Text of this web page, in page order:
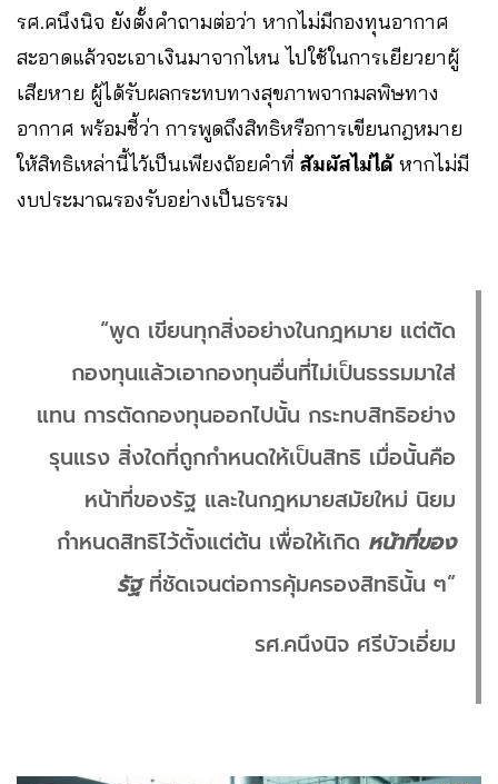
รศ.คนึงนิจ ยังตั้งคำถามต่อว่า หากไม่มีกองทุนอากาศ
สะอาดแล้วจะเอาเงินมาจากไหน ไปใช้ในการเยียวยาผู้
เสียหาย ผู้ได้รับผลกระทบทางสุขภาพจากมลพิษทาง
อากาศ พร้อมชี้ว่า การพูดถึงสิทธิหรือการเขียนกฎหมาย
ให้สิทธิเหล่านี้ไว้เป็นเพียงถ้อยคำที่ สัมผัสไม่ได้หากไม่มี
งบประมาณรองรับอย่างเป็นธรรม
“พูด เขียนทุกสิ่งอย่างในกฎหมาย แต่ตัด
กองทุนแล้วเอากองทุนอื่นที่ไม่เป็นธรรมมาใส่
แทน การตัดกองทุนออกไปนั้น กระทบสิทธิอย่าง
รุนแรง สิ่งใดที่ถูกกำหนดให้เป็นสิทธิ เมื่อนั้นคือ
หน้าที่ของรัฐ และในกฎหมายสมัยใหม่ นิยม
กำหนดสิทธิไว้ตั้งแต่ต้น เพื่อให้เกิด หน้าที่ของ
รัฐที่ชัดเจนต่อการคุ้มครองสิทธินั้น ๆ”
รศ.คนึงนิจ ศรีบัวเอี่ยม